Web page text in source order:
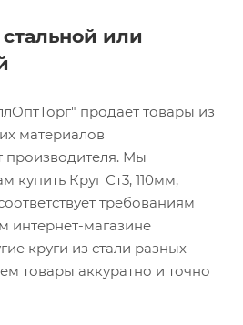
стальной или
продает товары из
материалов
производителя. Мы
купить Круг Ст3, 110мм,
требованиям
интернет-магазине
круги из стали разных
товары аккуратно и точно